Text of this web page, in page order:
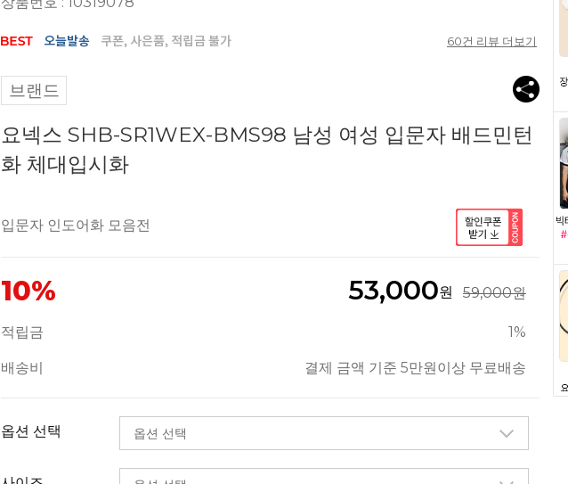
60건 리뷰 더보기
브랜드
요넥스 SHB-SR1WEX-BMS98 남성 여성 입문자 배드민턴
화 체대입시화
입문자 인도어화 모음전
10% 53,000원 59,000원
적립금 1%
배송비 결제 금액 기준 5만원이상 무료배송
옵션 선택